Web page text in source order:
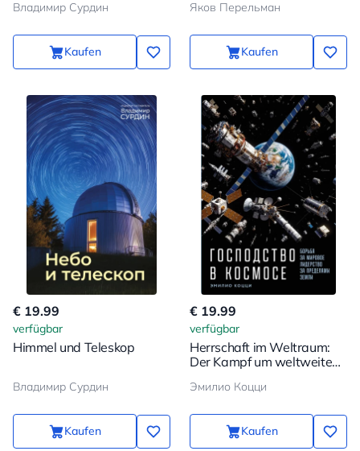
Владимир Сурдин
Kaufen
Rätsel
Яков Перельман
Kaufen
€ 19.99
verfügbar
Himmel und Teleskop
Владимир Сурдин
Kaufen
€ 19.99
verfügbar
Herrschaft im Weltraum:
Der Kampf um weltweite
Erde
Эмилио Коцци
Kaufen